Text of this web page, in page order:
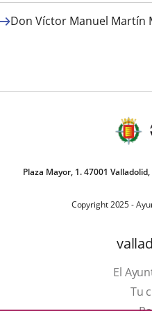
Don Víctor Manuel Martín
Plaza Mayor, 1. 47001
Copyright 2025 -
El
Tu